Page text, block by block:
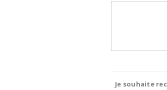
Je souhaite